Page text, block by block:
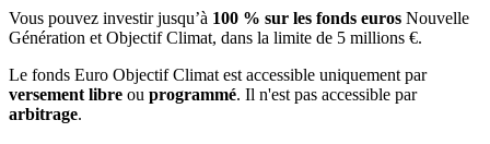
Vous pouvez investir jusqu’à 100 % sur les fonds euros Nouvelle
Génération et Objectif Climat, dans la limite de 5 millions €.
Le fonds Euro Objectif Climat est accessible uniquement par
versement libre ou programmé. Il n'est pas accessible par
arbitrage.